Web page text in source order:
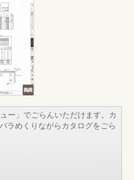
ー」でごらんいただけます。カ
ラめくりながらカタログをごら